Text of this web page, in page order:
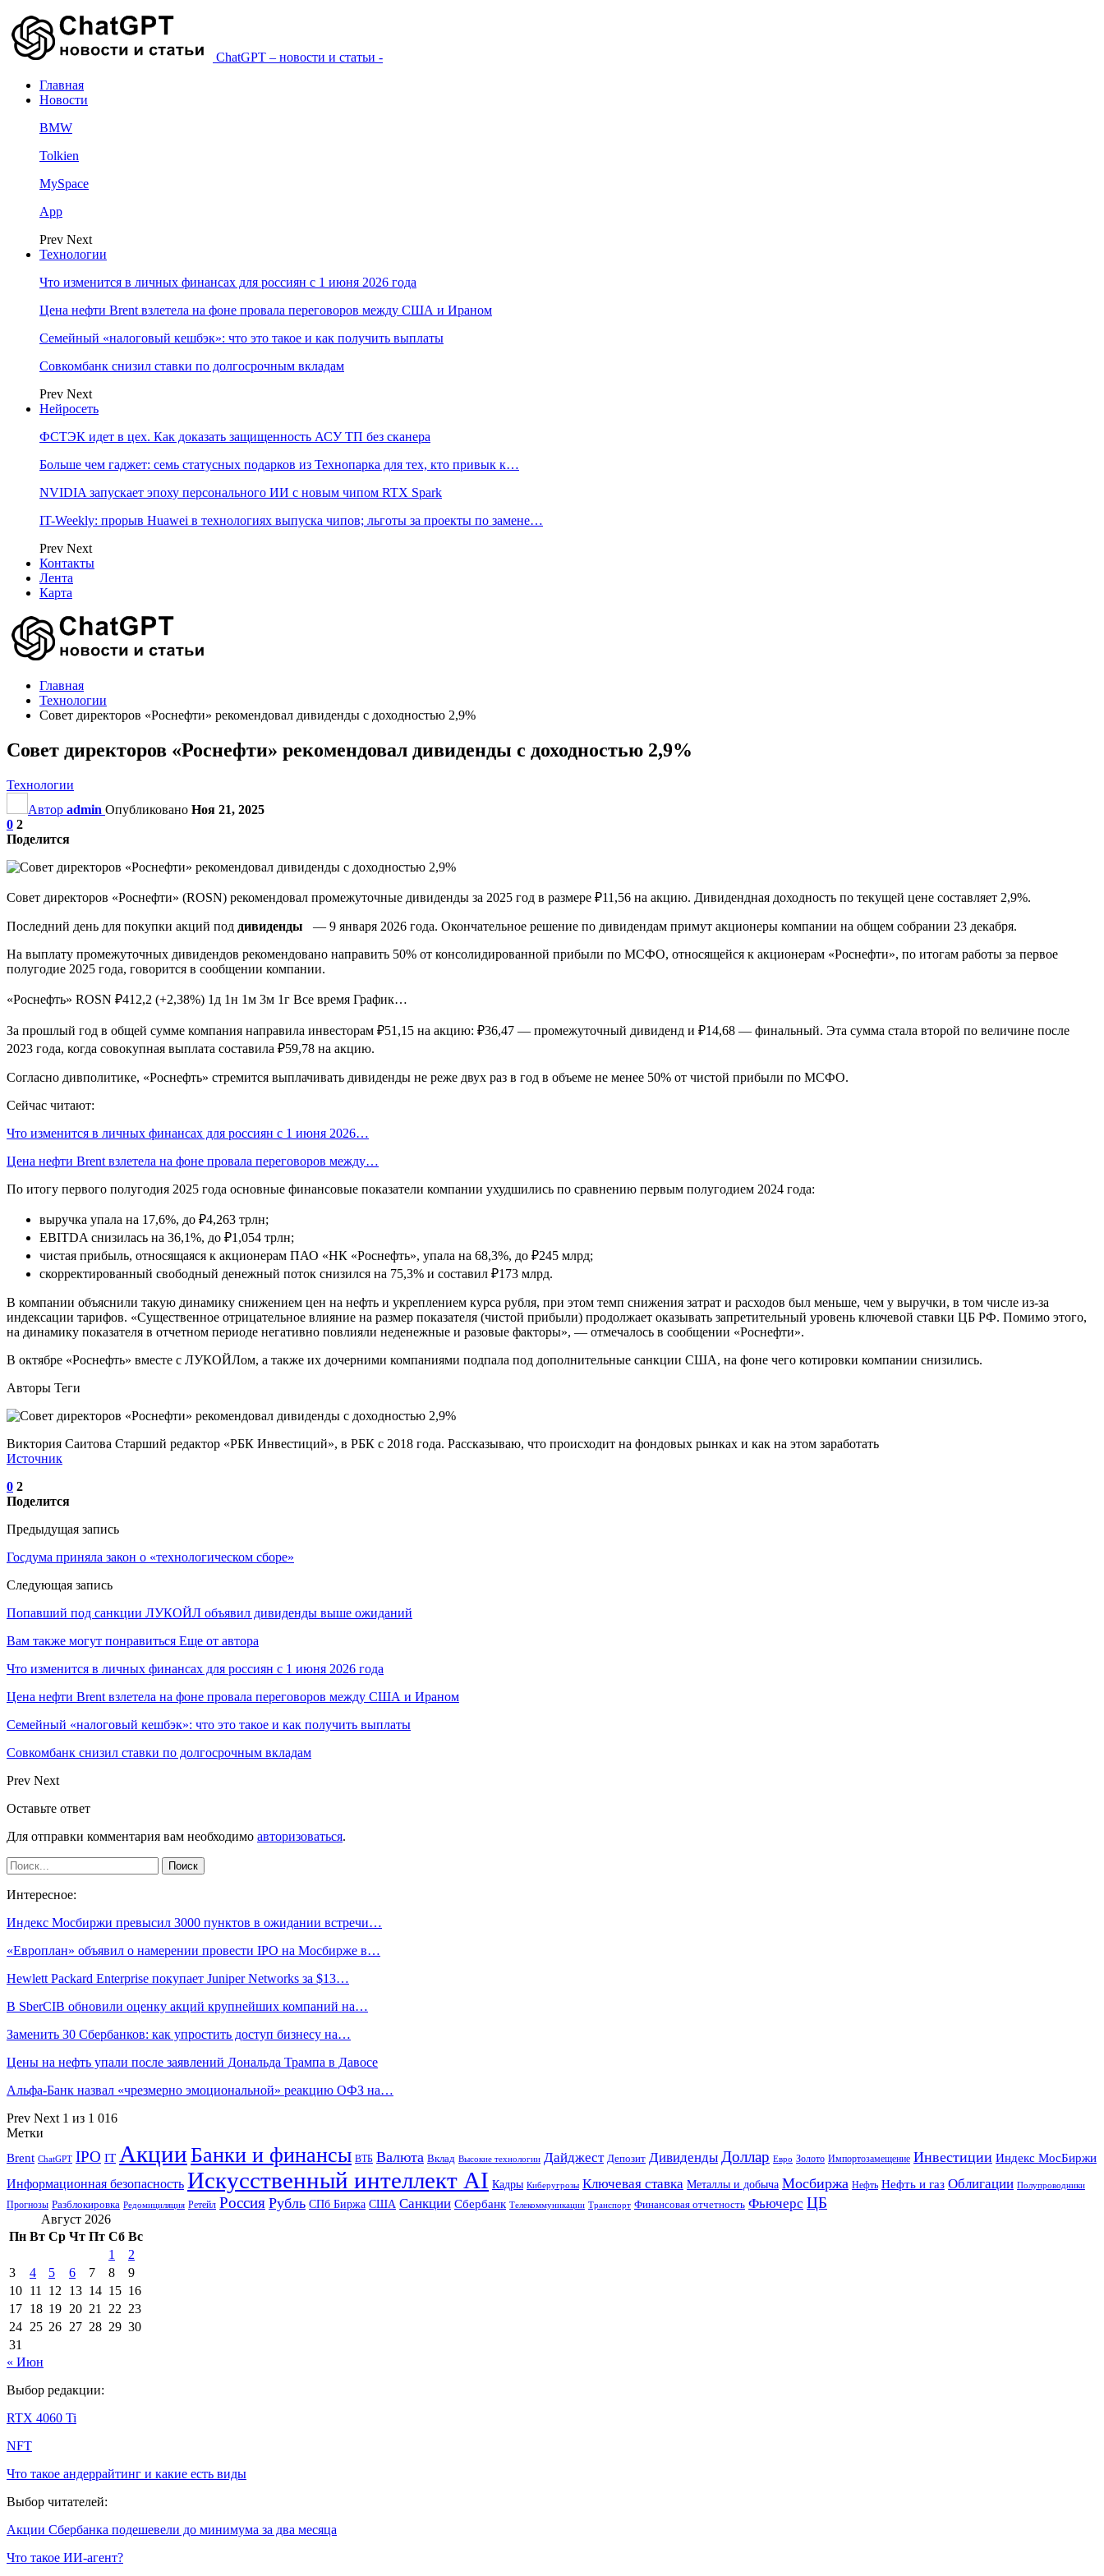
ChatGPT – новости и статьи -
Главная
Новости
BMW
Tolkien
MySpace
App
Prev Next
Технологии
Что изменится в личных финансах для россиян с 1 июня 2026 года
Цена нефти Brent взлетела на фоне провала переговоров между США и Ираном
Семейный «налоговый кешбэк»: что это такое и как получить выплаты
Совкомбанк снизил ставки по долгосрочным вкладам
Prev Next
Нейросеть
ФСТЭК идет в цех. Как доказать защищенность АСУ ТП без сканера
Больше чем гаджет: семь статусных подарков из Технопарка для тех, кто привык к…
NVIDIA запускает эпоху персонального ИИ с новым чипом RTX Spark
IT-Weekly: прорыв Huawei в технологиях выпуска чипов; льготы за проекты по замене…
Prev Next
Контакты
Лента
Карта
Главная
Технологии
Совет директоров «Роснефти» рекомендовал дивиденды с доходностью 2,9%
Совет директоров «Роснефти» рекомендовал дивиденды с доходностью 2,9%
Технологии
Автор admin Опубликовано Ноя 21, 2025
0 2
Поделится
Совет директоров «Роснефти» (ROSN) рекомендовал промежуточные дивиденды за 2025 год в размере ₽11,56 на акцию. Дивидендная доходность по текущей цене составляет 2,9%.
Последний день для покупки акций под дивиденды — 9 января 2026 года. Окончательное решение по дивидендам примут акционеры компании на общем собрании 23 декабря.
На выплату промежуточных дивидендов рекомендовано направить 50% от консолидированной прибыли по МСФО, относящейся к акционерам «Роснефти», по итогам работы за первое
полугодие 2025 года, говорится в сообщении компании.
«Роснефть» ROSN ₽412,2 (+2,38%) 1д 1н 1м 3м 1г Все время График…
За прошлый год в общей сумме компания направила инвесторам ₽51,15 на акцию: ₽36,47 — промежуточный дивиденд и ₽14,68 — финальный. Эта сумма стала второй по величине после
2023 года, когда совокупная выплата составила ₽59,78 на акцию.
Согласно дивполитике, «Роснефть» стремится выплачивать дивиденды не реже двух раз в год в объеме не менее 50% от чистой прибыли по МСФО.
Сейчас читают:
Что изменится в личных финансах для россиян с 1 июня 2026…
Цена нефти Brent взлетела на фоне провала переговоров между…
По итогу первого полугодия 2025 года основные финансовые показатели компании ухудшились по сравнению первым полугодием 2024 года:
выручка упала на 17,6%, до ₽4,263 трлн;
EBITDA снизилась на 36,1%, до ₽1,054 трлн;
чистая прибыль, относящаяся к акционерам ПАО «НК «Роснефть», упала на 68,3%, до ₽245 млрд;
скорректированный свободный денежный поток снизился на 75,3% и составил ₽173 млрд.
В компании объяснили такую динамику снижением цен на нефть и укреплением курса рубля, при этом темп снижения затрат и расходов был меньше, чем у выручки, в том числе из-за
индексации тарифов. «Существенное отрицательное влияние на размер показателя (чистой прибыли) продолжает оказывать запретительный уровень ключевой ставки ЦБ РФ. Помимо этого,
на динамику показателя в отчетном периоде негативно повлияли неденежные и разовые факторы», — отмечалось в сообщении «Роснефти».
В октябре «Роснефть» вместе с ЛУКОЙЛом, а также их дочерними компаниями подпала под дополнительные санкции США, на фоне чего котировки компании снизились.
Авторы Теги
Виктория Саитова Старший редактор «РБК Инвестиций», в РБК с 2018 года. Рассказываю, что происходит на фондовых рынках и как на этом заработать
Источник
0 2
Поделится
Предыдущая запись
Госдума приняла закон о «технологическом сборе»
Следующая запись
Попавший под санкции ЛУКОЙЛ объявил дивиденды выше ожиданий
Вам также могут понравиться Еще от автора
Что изменится в личных финансах для россиян с 1 июня 2026 года
Цена нефти Brent взлетела на фоне провала переговоров между США и Ираном
Семейный «налоговый кешбэк»: что это такое и как получить выплаты
Совкомбанк снизил ставки по долгосрочным вкладам
Prev Next
Оставьте ответ
Для отправки комментария вам необходимо авторизоваться.
Интересное:
Индекс Мосбиржи превысил 3000 пунктов в ожидании встречи…
«Европлан» объявил о намерении провести IPO на Мосбирже в…
Hewlett Packard Enterprise покупает Juniper Networks за $13…
В SberCIB обновили оценку акций крупнейших компаний на…
Заменить 30 Сбербанков: как упростить доступ бизнесу на…
Цены на нефть упали после заявлений Дональда Трампа в Давосе
Альфа-Банк назвал «чрезмерно эмоциональной» реакцию ОФЗ на…
Prev Next 1 из 1 016
Метки
Brent ChatGPT IPO IT АкцииБанки и финансы ВТБ Валюта Вклад Высокие технологии Дайджест Депозит Дивиденды Доллар Евро Золото Импортозамещение Инвестиции Индекс МосБиржи
Информационная безопасность Искусственный интеллект AI Кадры Киберугрозы Ключевая ставка Металлы и добыча Мосбиржа Нефть Нефть и газ Облигации Полупроводники
Прогнозы Разблокировка Редомициляция Ретейл Россия Рубль СПб Биржа США Санкции Сбербанк Телекоммуникации Транспорт Финансовая отчетность Фьючерс ЦБ
Август 2026
Пн Вт Ср Чт Пт Сб Вс
1
2
3
4 5 6 7 8
9
10 11 12 13 14 15 16
17 18 19 20 21 22 23
24 25 26 27 28 29 30
31
« Июн
Выбор редакции:
RTX 4060 Ti
NFT
Что такое андеррайтинг и какие есть виды
Выбор читателей:
Акции Сбербанка подешевели до минимума за два месяца
Что такое ИИ-агент?